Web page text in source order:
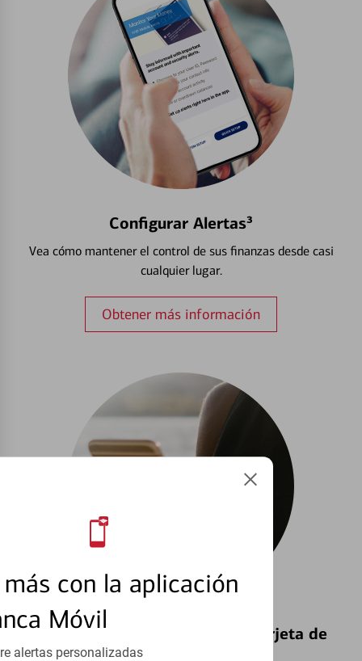
con la aplicación
Móvil
alertas personalizadas
Configurar Alertas³
Vea cómo mantener el control de sus finanzas desde casi
cualquier lugar.
Obtener más información
Bloquear y Desbloquear una Tarjeta de